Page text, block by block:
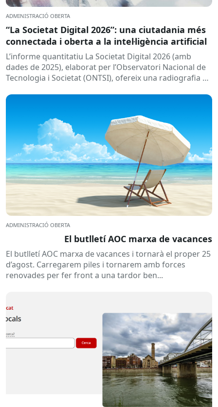
ADMINISTRACIÓ OBERTA
“La Societat Digital 2026”: una ciutadania més
connectada i oberta a la intel·ligència artificial
L’informe quantitatiu La Societat Digital 2026 (amb
dades de 2025), elaborat per l’Observatori Nacional de
Tecnologia i Societat (ONTSI), ofereix una radiografia de
ADMINISTRACIÓ OBERTA
El butlletí AOC marxa de vacances
El butlletí AOC marxa de vacances i tornarà el proper 25
d’agost. Carregarem piles i tornarem amb forces
renovades per fer front a una tardor ben...